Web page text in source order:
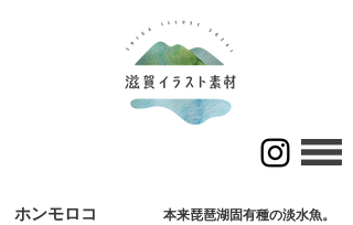
ホンモロコ ​本来琵琶湖固有種の淡水魚。